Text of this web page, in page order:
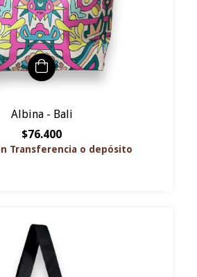
Albina - Bali
$76.400
Transferencia o depósito